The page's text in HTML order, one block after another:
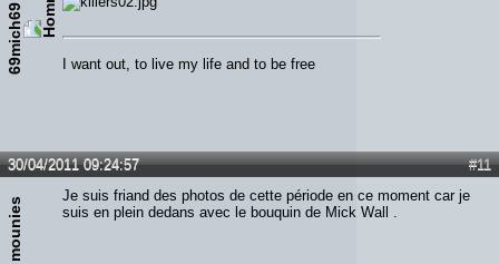
69mich69 I want out, to live my life and to be free
#11
30/04/2011 09:24:57
mounies
Je suis friand des photos de cette période en ce moment car je
suis en plein dedans avec le bouquin de Mick Wall .